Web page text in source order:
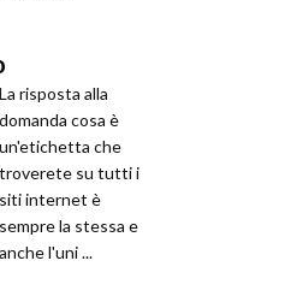
La risposta alla
domanda cosa è
un'etichetta che
troverete su tutti i
siti internet è
sempre la stessa e
anche l'uni ...